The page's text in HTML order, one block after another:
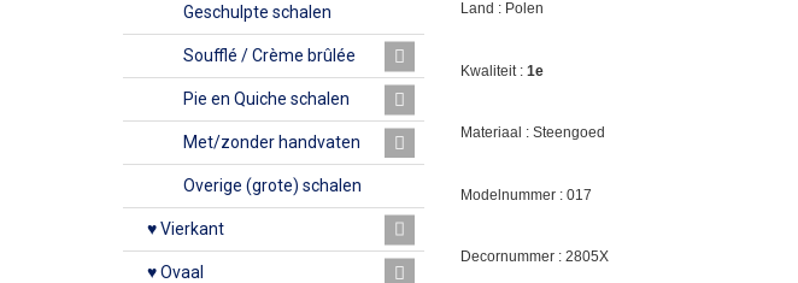
Geschulpte schalen
Soufflé / Crème brûlée
Pie en Quiche schalen
Met/zonder handvaten
Overige (grote) schalen
♥ Vierkant
♥ Ovaal
Land : Polen
Kwaliteit : 1e
Materiaal : Steengoed
Modelnummer : 017
Decornummer : 2805X